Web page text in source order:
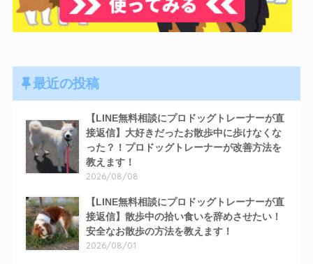
最近の投稿
【LINE無料相談にプロドッグトレーナーが直
接返信】大好きだったお散歩中に歩けなくな
った？！プロドッグトレーナーが改善方法を
教えます！
2026/08/08
【LINE無料相談にプロドッグトレーナーが直
接返信】散歩中の拾い食いを辞めさせたい！
安全なお散歩の方法を教えます！
2026/08/01